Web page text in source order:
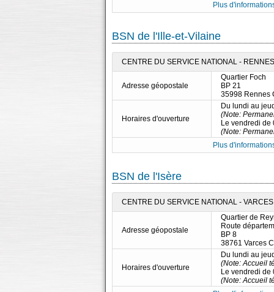
Plus
BSN de l'Ille-et-Vilaine
CENTRE DU SERVICE NATIONAL -
Adresse géopostale
Quartier Foch
BP 21
35998 Rennes
Horaires d'ouverture
Du lundi au
(Note:
Le vendredi de
(Note:
Plus
BSN de l'Isère
CENTRE DU SERVICE NATIONAL -
Adresse géopostale
Quartier de
Route
BP 8
38761 Varces
Horaires d'ouverture
Du lundi au
(Note: Accueil
Le vendredi de
(Note: Accueil